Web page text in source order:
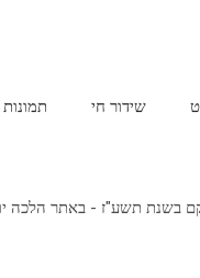
שידור חי תמונות